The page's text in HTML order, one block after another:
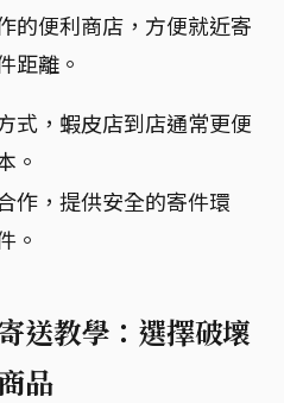
的便利商店，方便就近寄
距離。
式，蝦皮店到店通常更便
。
作，提供安全的寄件環
。
送教學：選擇破壞
品